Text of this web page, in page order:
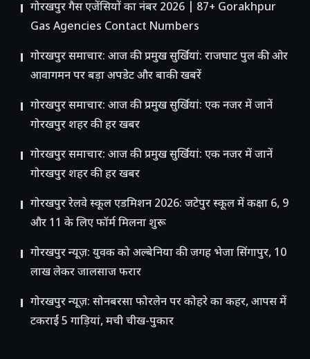
गोरखपुर गैस एजेंसियों का नंबर 2026 | 87+ Gorakhpur
Gas Agencies Contact Numbers
गोरखपुर समाचार: आज की प्रमुख सुर्खियां: राजघाट पुल की ओर
आवागमन पर बड़ा अपडेट और बाकी खबरें
गोरखपुर समाचार: आज की प्रमुख सुर्खियां: एक नजर में जानें
गोरखपुर शहर की हर खबर
गोरखपुर समाचार: आज की प्रमुख सुर्खियां: एक नजर में जानें
गोरखपुर शहर की हर खबर
गोरखपुर रेलवे स्कूल एडमिशन 2026: जटेपुर स्कूल में कक्षा 6, 9
और 11 के लिए फॉर्म मिलना शुरू
गोरखपुर न्यूज़: युवक को अल्बेनिया की जगह भेजा सिंगापुर, 10
लाख लेकर जालसाज फरार
गोरखपुर न्यूज़: सोनबरसा फोरलेन पर कोहरे का कहर, आपस में
टकराईं 5 गाड़ियां, मची चीख-पुकार